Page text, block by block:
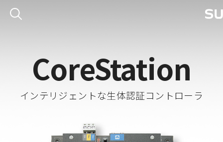
CoreStation
インテリジェントな生体認証コントローラ